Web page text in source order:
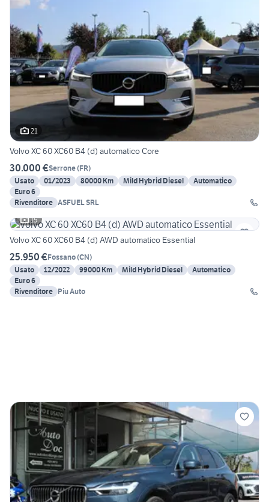
21
Volvo XC 60 XC60 B4 (d) automatico Core
30.000 €Serrone(FR)
Usato
01/2023 80000 Km Mild Hybrid Diesel
Automatico
Euro 6
Rivenditore ASFUEL SRL
15
Volvo XC 60 XC60 B4 (d) AWD automatico Essential
25.950 €Fossano(CN)
Usato
12/2022 99000 Km Mild Hybrid Diesel
Automatico
Euro 6
Rivenditore Piu Auto